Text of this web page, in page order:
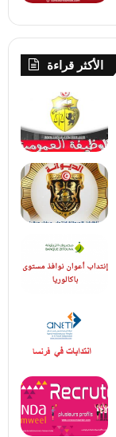
الأكثر قراءة